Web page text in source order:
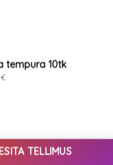
tempura 10tk
€
is:
7.90 €.
TELLIMUS